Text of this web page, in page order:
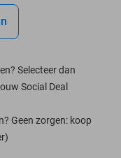
Selecteer dan
Social Deal
Geen zorgen: koop